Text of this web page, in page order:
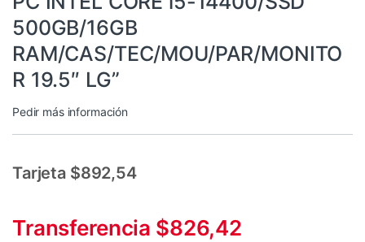
500GB/16GB
RAM/CAS/TEC/MOU/PAR/MONITO
R 19.5″ LG”
Pedir más información
Tarjeta $892,54
Transferencia $826,42